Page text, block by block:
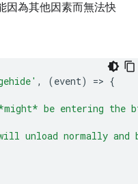
因為其他因素而無法快
, (event) => {
be entering the
unload normally and